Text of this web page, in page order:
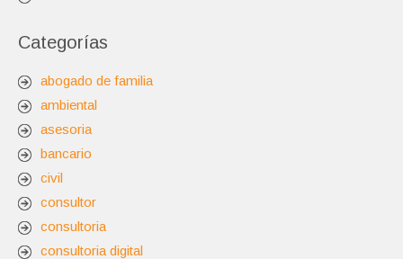
Categorías
abogado de familia
ambiental
asesoria
bancario
civil
consultor
consultoria
consultoria digital